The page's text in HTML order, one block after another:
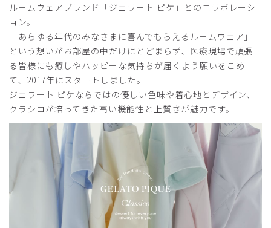
ルームウェアブランド「ジェラート ピケ」とのコラボレーシ
ョン。
「あらゆる年代のみなさまに喜んでもらえるルームウェア」
という想いがお部屋の中だけにとどまらず、医療現場で頑張
る皆様にも癒しやハッピーな気持ちが届くよう願いをこめ
て、2017年にスタートしました。
ジェラート ピケならではの優しい色味や着心地とデザイン、
クラシコが培ってきた高い機能性と上質さが魅力です。